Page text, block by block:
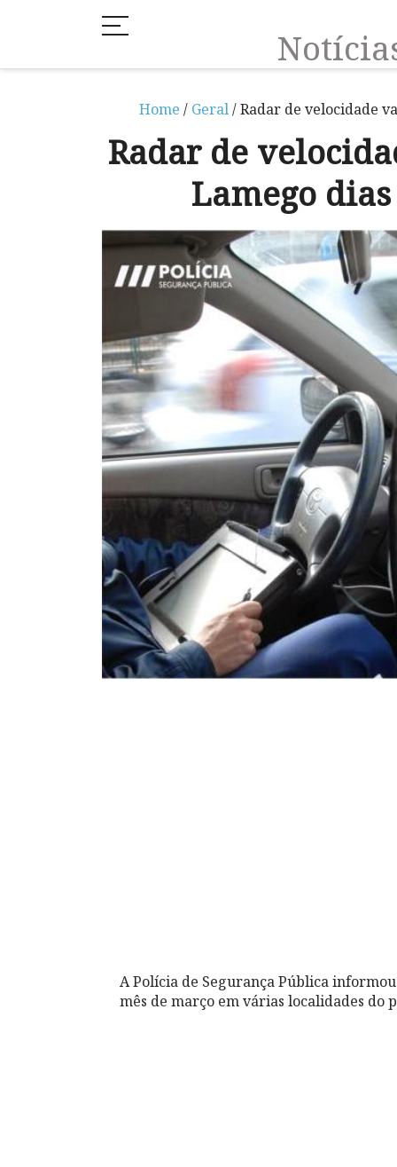
Home / Geral/ Radar de velocidade
Radar de
Lamego
A Polícia de Segurança Pública
mês de março em várias localidades do